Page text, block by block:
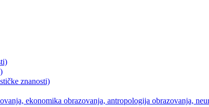
znanosti)
ekonomika obrazovanja, antropologija obrazovanja,